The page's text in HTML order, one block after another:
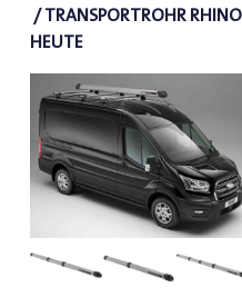
/ TRANSPORTROHR
HEUTE